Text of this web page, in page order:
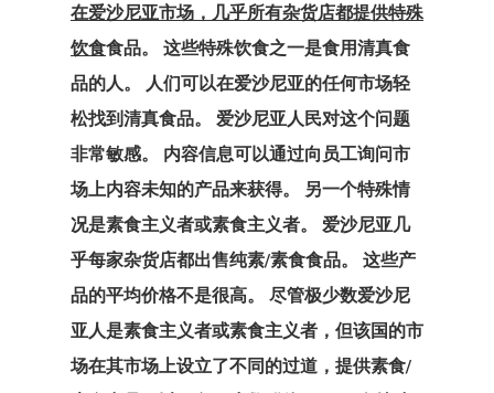
在爱沙尼亚市场，几乎所有杂货店都提供特殊
饮食食品。 这些特殊饮食之一是食用清真食
品的人。 人们可以在爱沙尼亚的任何市场轻
松找到清真食品。 爱沙尼亚人民对这个问题
非常敏感。 内容信息可以通过向员工询问市
场上内容未知的产品来获得。 另一个特殊情
况是素食主义者或素食主义者。 爱沙尼亚几
乎每家杂货店都出售纯素/素食食品。 这些产
品的平均价格不是很高。 尽管极少数爱沙尼
亚人是素食主义者或素食主义者，但该国的市
场在其市场上设立了不同的过道，提供素食/
国家/地区？
我们在土耳其
事处
拉脱维亚
拉脱维亚创业
计划
搜索请求